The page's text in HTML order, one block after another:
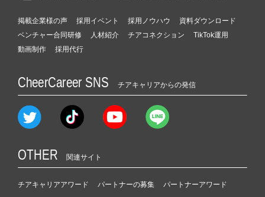
掲載企業様の声 採用イベント 採用ノウハウ
資料ダウンロード
ベンチャー合同研修
人材紹介 チアコネクション
TikTok運用
動画制作
採用代行
CheerCareer SNS チアキャリアからの発信
OTHER 関連サイト
チアキャリアアワード パートナーの募集 パートナーアワード